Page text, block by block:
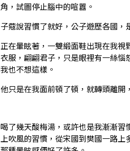
角，試圖停止腦中的喧囂。
子蔻說習慣了就好，公子遊歷各國，
正在暈眩著，一雙緞面鞋出現在我
衣服，翩翩君子，只是眼裡有一絲惱
我也不想這樣。
他只是在我面前頓了頓，就轉頭離開
喝了幾天酸梅湯，或許也是我漸漸
上吹風的習慣，從宋國到樊國一路上